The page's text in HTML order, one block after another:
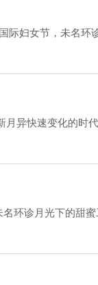
际妇女节，未名环
异快速变化的时
环诊月光下的甜